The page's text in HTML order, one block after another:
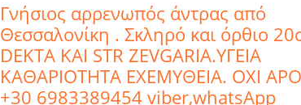
Γνήσιος αρρενωπός άντρας από
Θεσσαλονίκη . Σκληρό και όρθιο
DEKTA KAI STR ZEVGARIA.ΥΓΕΙΑ
ΚΑΘΑΡΙΟΤΗΤΑ ΕΧΕΜΥΘΕΙΑ. OXI
+30 6983389454 viber,whatsApp